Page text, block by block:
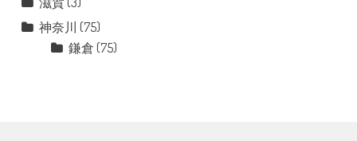
神奈川 (75)
鎌倉 (75)